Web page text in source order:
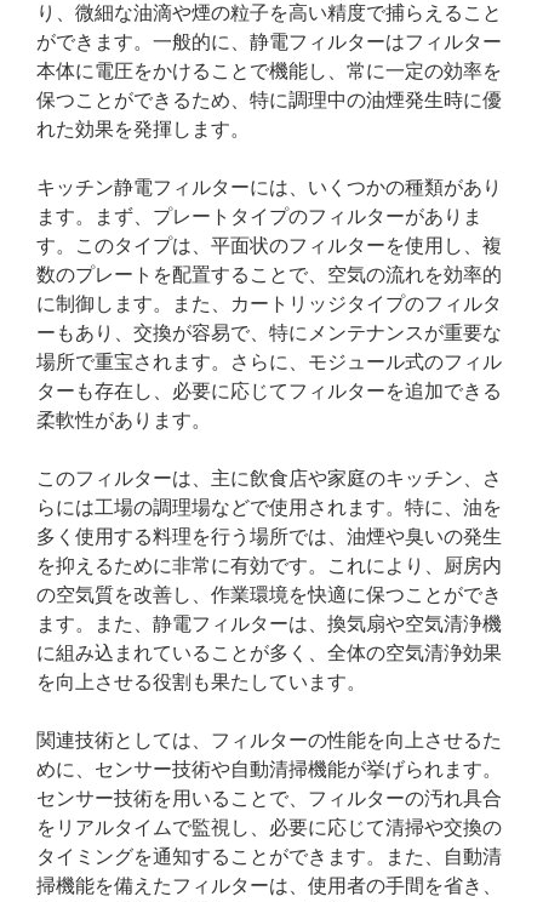
り、微細な油滴や煙の粒子を高い精度で捕らえること
ができます。一般的に、静電フィルターはフィルター
本体に電圧をかけることで機能し、常に一定の効率を
保つことができるため、特に調理中の油煙発生時に優
れた効果を発揮します。
キッチン静電フィルターには、いくつかの種類があり
ます。まず、プレートタイプのフィルターがありま
す。このタイプは、平面状のフィルターを使用し、複
数のプレートを配置することで、空気の流れを効率的
に制御します。また、カートリッジタイプのフィルタ
ーもあり、交換が容易で、特にメンテナンスが重要な
場所で重宝されます。さらに、モジュール式のフィル
ターも存在し、必要に応じてフィルターを追加できる
柔軟性があります。
このフィルターは、主に飲食店や家庭のキッチン、さ
らには工場の調理場などで使用されます。特に、油を
多く使用する料理を行う場所では、油煙や臭いの発生
を抑えるために非常に有効です。これにより、厨房内
の空気質を改善し、作業環境を快適に保つことができ
ます。また、静電フィルターは、換気扇や空気清浄機
に組み込まれていることが多く、全体の空気清浄効果
を向上させる役割も果たしています。
関連技術としては、フィルターの性能を向上させるた
めに、センサー技術や自動清掃機能が挙げられます。
センサー技術を用いることで、フィルターの汚れ具合
をリアルタイムで監視し、必要に応じて清掃や交換の
タイミングを通知することができます。また、自動清
掃機能を備えたフィルターは、使用者の手間を省き、